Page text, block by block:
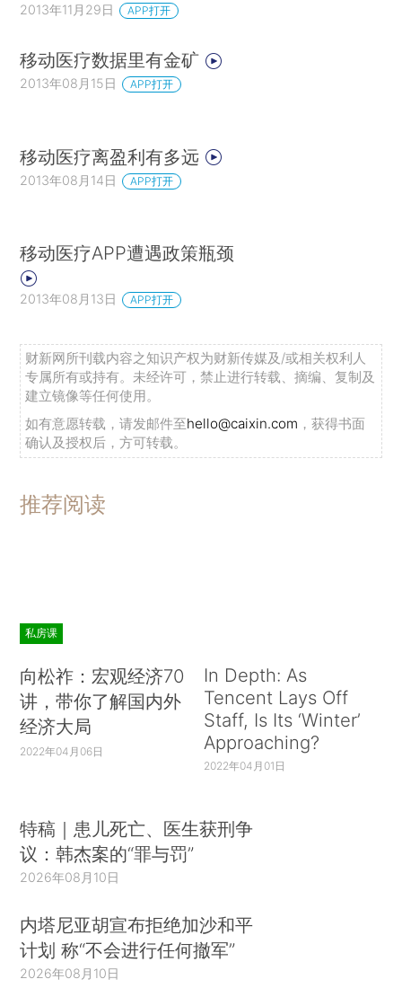
2013年11月29日 APP打开
移动医疗数据里有金矿
2013年08月15日 APP打开
移动医疗离盈利有多远
2013年08月14日 APP打开
移动医疗APP遭遇政策瓶颈
2013年08月13日 APP打开
财新网所刊载内容之知识产权为财新传媒及/或相关权利人
专属所有或持有。未经许可，禁止进行转载、摘编、复制及
建立镜像等任何使用。
如有意愿转载，请发邮件至hello@caixin.com ，获得书面
确认及授权后，方可转载。
推荐阅读
私房课
向松祚：宏观经济70
讲，带你了解国内外
经济大局
2022年04月06日
In Depth: As
Tencent Lays Off
Staff, Is Its ‘Winter’
Approaching?
2022年04月01日
特稿｜患儿死亡、医生获刑争
议：韩杰案的“罪与罚”
2026年08月10日
内塔尼亚胡宣布拒绝加沙和平
计划 称“不会进行任何撤军”
2026年08月10日